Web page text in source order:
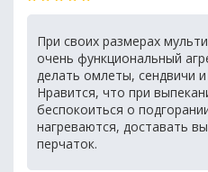
При своих размерах
очень функциональный
делать омлеты, сендвичи
Нравится, что при
беспокоиться о
нагреваются, доставать
перчаток.